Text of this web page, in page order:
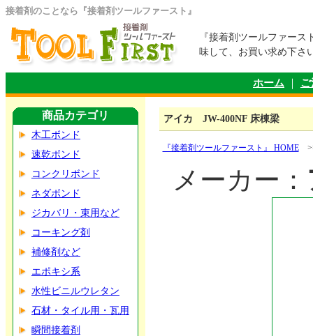
接着剤のことなら『接着剤ツールファースト』
『接着剤ツールファー
味して、お買い求め下さ
ホーム
商品カテゴリ
木工ボンド
速乾ボンド
コンクリボンド
ネダボンド
ジカバリ・束用など
コーキング剤
補修剤など
エポキシ系
水性ビニルウレタン
石材・タイル用・瓦用
瞬間接着剤
アイカ JW-400NF 床棟梁
『接着剤ツールファースト』 HOME
メーカー：